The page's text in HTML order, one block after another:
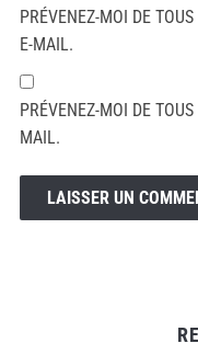
PRÉVENEZ-MOI DE
E-MAIL.
PRÉVENEZ-MOI DE
MAIL.